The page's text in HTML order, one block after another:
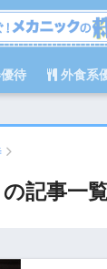
待 外食系
の記事一